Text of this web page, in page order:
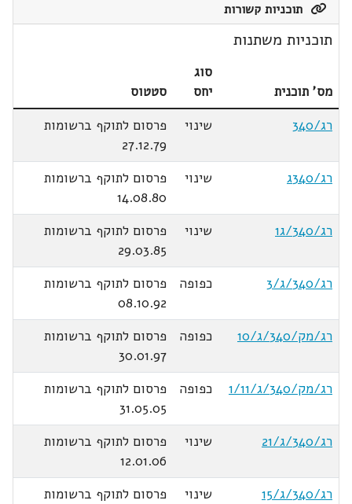
תוכניות קשורות
תוכניות משתנות
מס' תוכנית
סוג
יחס
סטטוס
רג/340
שינוי
פרסום לתוקף ברשומות
27.12.79
רג/340ג
שינוי
פרסום לתוקף ברשומות
14.08.80
רג/340/ג1
שינוי
פרסום לתוקף ברשומות
29.03.85
רג/340/ג/3
כפופה
פרסום לתוקף ברשומות
08.10.92
רג/מק/340/ג/10
כפופה
פרסום לתוקף ברשומות
30.01.97
רג/מק/340/ג/1/11
כפופה
פרסום לתוקף ברשומות
31.05.05
רג/340/ג/21
שינוי
פרסום לתוקף ברשומות
12.01.06
רג/340/ג/15
שינוי
פרסום לתוקף ברשומות